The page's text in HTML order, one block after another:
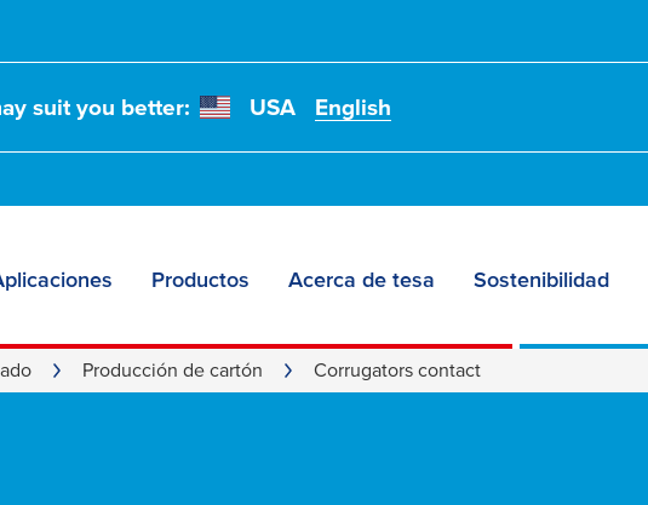
suit you better: USA English
Productos Acerca de tesa Sostenibilidad
Producción de cartón Corrugators contact